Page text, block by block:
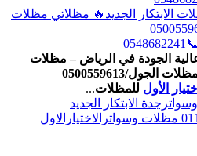
الجديد🔥 مظلاتي مظلات
الجودة في الرياض – مظلات
الجول/0500559613
الأول للمظلات...
الابتكار الجديد
مظلاتي0114996351 مظلات وسواترالاختيارالاول